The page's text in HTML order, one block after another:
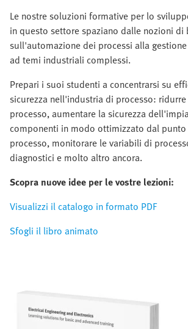
Le nostre soluzioni formative per lo
in questo settore spaziano dalle nozioni di
sull'automazione dei processi alla
ad temi industriali complessi.
Prepari i suoi studenti a concentrarsi su
sicurezza nell'industria di processo:
processo, aumentare la sicurezza
componenti in modo ottimizzato dal
processo, monitorare le variabili di
diagnostici e molto altro ancora.
Scopra nuove idee per le vostre lezioni:
Visualizzi il catalogo in formato PDF
Sfogli il libro animato